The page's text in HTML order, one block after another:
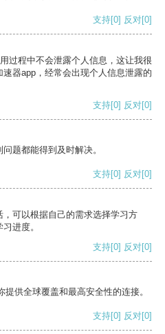
支持[0] 反对[0]
过程中不会泄露个人信息，这让我很
器app，经常会出现个人信息泄露的
支持[0] 反对[0]
题都能得到及时解决。
支持[0] 反对[0]
可以根据自己的需求选择学习方
进度。
支持[0] 反对[0]
供全球覆盖和最高安全性的连接。
支持[0] 反对[0]